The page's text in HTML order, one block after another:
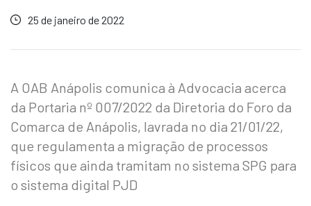
25 de janeiro de 2022
A OAB Anápolis comunica à Advocacia acerca
da Portaria nº 007/2022 da Diretoria do Foro da
Comarca de Anápolis, lavrada no dia 21/01/22,
que regulamenta a migração de processos
físicos que ainda tramitam no sistema SPG para
o sistema digital PJD